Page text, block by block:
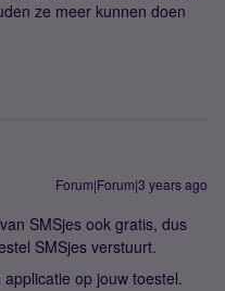
ze meer kunnen doen
Forum|Forum|3 years ago
SMSjes ook gratis, dus
SMSjes verstuurt.
op jouw toestel.